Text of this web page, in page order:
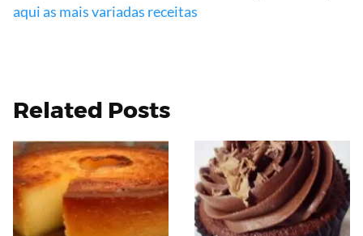
aqui as mais variadas receitas
Related Posts